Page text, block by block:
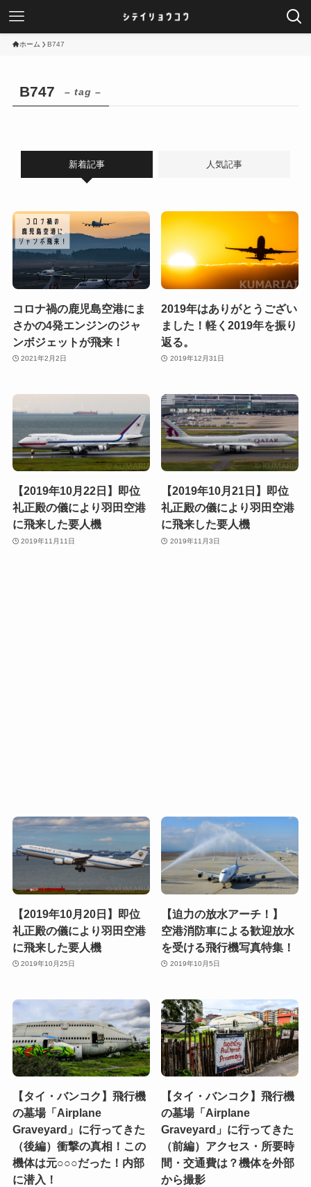
ホーム B747
B747 – tag –
新着記事 人気記事
コロナ禍の鹿児島空港にま
さかの4発エンジンのジャ
ンボジェットが飛来！
2021年2月2日
2019年はありがとうござい
ました！軽く2019年を振り
返る。
2019年12月31日
【2019年10月22日】即位
礼正殿の儀により羽田空港
に飛来した要人機
2019年11月11日
【2019年10月21日】即位
礼正殿の儀により羽田空港
に飛来した要人機
2019年11月3日
【2019年10月20日】即位
礼正殿の儀により羽田空港
に飛来した要人機
2019年10月25日
【迫力の放水アーチ！】
空港消防車による歓迎放水
を受ける飛行機写真特集！
2019年10月5日
【タイ・バンコク】飛行機
の墓場「Airplane
Graveyard」に行ってきた
（後編）衝撃の真相！この
機体は元○○○だった！内部
に潜入！
【タイ・バンコク】飛行機
の墓場「Airplane
Graveyard」に行ってきた
（前編）アクセス・所要時
間・交通費は？機体を外部
から撮影